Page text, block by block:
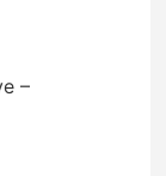
–